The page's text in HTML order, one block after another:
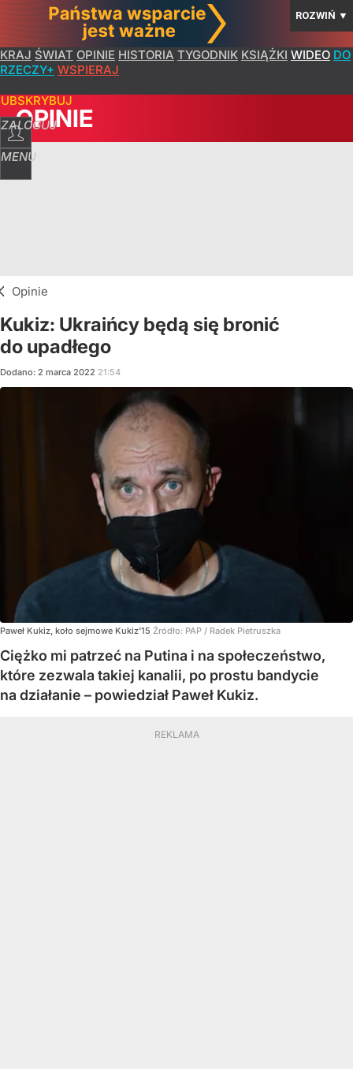
ROZWIŃ ▼
KRAJ ŚWIAT OPINIE HISTORIA TYGODNIK KSIĄŻKI WIDEO DO
RZECZY+ WSPIERAJ
ZALOGUJ
MENU
OPINIE
Opinie
Kukiz: Ukraińcy będą się bronić
do upadłego
Dodano: 2 marca 2022 21:54
Paweł Kukiz, koło sejmowe Kukiz'15 Źródło: PAP / Radek Pietruszka
Ciężko mi patrzeć na Putina i na społeczeństwo,
które zezwala takiej kanalii, po prostu bandycie
na działanie – powiedział Paweł Kukiz.